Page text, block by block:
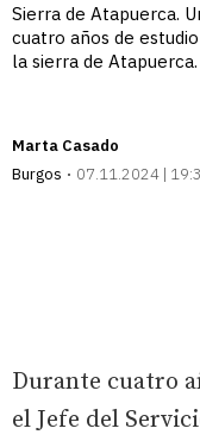
Sierra de Atapuerca.
cuatro años de
la sierra de
Marta Casado
Burgos
07.11.2024 |
Durante cuatro
el Jefe del